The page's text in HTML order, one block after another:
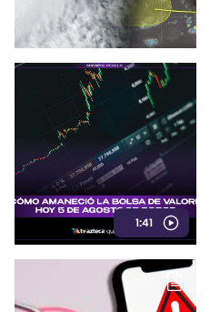
1:41